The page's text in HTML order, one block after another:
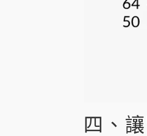
四、